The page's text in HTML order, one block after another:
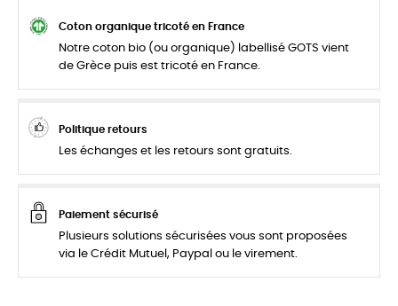
Coton organique tricoté en France
Notre coton bio (ou organique) labellisé GOTS vient
de Grèce puis est tricoté en France.
Politique retours
Les échanges et les retours sont gratuits.
Paiement sécurisé
Plusieurs solutions sécurisées vous sont proposées
via le Crédit Mutuel, Paypal ou le virement.